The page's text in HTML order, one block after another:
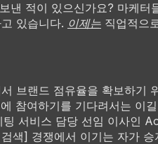
낸 적이 있으신가요? 마케터
있습니다. 이제는 직업적으
브랜드 점유율을 확보하기
참여하기를 기다려서는 이
서비스 담당 선임 이사인
색] 경쟁에서 이기는 자가 승